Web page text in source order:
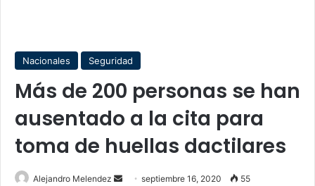
Nacionales Seguridad
Más de 200 personas se han
ausentado a la cita para
toma de huellas dactilares
Alejandro Melendez
Sendseptiembre 16, 2020 55